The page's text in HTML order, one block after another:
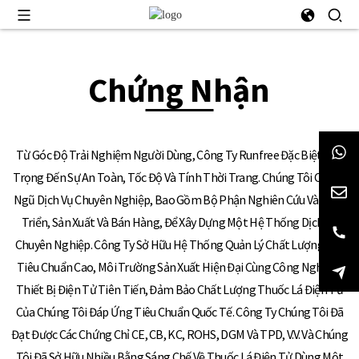
Chứng Nhận
Từ Góc Độ Trải Nghiệm Người Dùng, Công Ty Runfree Đặc Biệt Chú
Trọng Đến Sự An Toàn, Tốc Độ Và Tính Thời Trang. Chúng Tôi Có Đội
Ngũ Dịch Vụ Chuyên Nghiệp, Bao Gồm Bộ Phận Nghiên Cứu Và Phát
Triển, Sản Xuất Và Bán Hàng, Để Xây Dựng Một Hệ Thống Dịch Vụ
Chuyên Nghiệp. Công Ty Sở Hữu Hệ Thống Quản Lý Chất Lượng Đạt
Tiêu Chuẩn Cao, Môi Trường Sản Xuất Hiện Đại Cùng Công Nghệ Và
Thiết Bị Điện Tử Tiên Tiến, Đảm Bảo Chất Lượng Thuốc Lá Điện Tử
Của Chúng Tôi Đáp Ứng Tiêu Chuẩn Quốc Tế. Công Ty Chúng Tôi Đã
Đạt Được Các Chứng Chỉ CE, CB, KC, ROHS, DGM Và TPD, V.v. Và Chúng